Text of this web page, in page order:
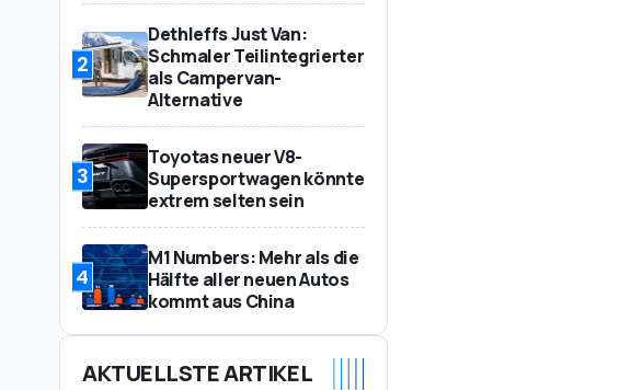
2
Dethleffs Just Van:
Schmaler Teilintegrierter
als Campervan-
Alternative
3
Toyotas neuer V8-
Supersportwagen könnte
extrem selten sein
4
M1 Numbers: Mehr als die
Hälfte aller neuen Autos
kommt aus China
AKTUELLSTE ARTIKEL